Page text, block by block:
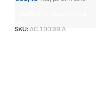
SKU: AC.1003BLA